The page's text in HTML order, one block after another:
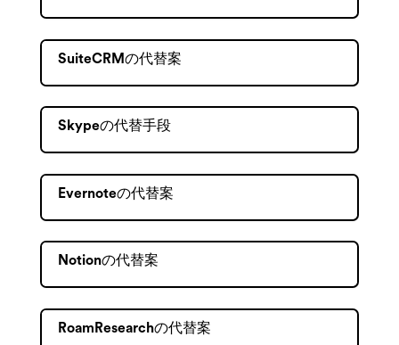
SuiteCRMの代替案
Skypeの代替手段
Evernoteの代替案
Notionの代替案
RoamResearchの代替案